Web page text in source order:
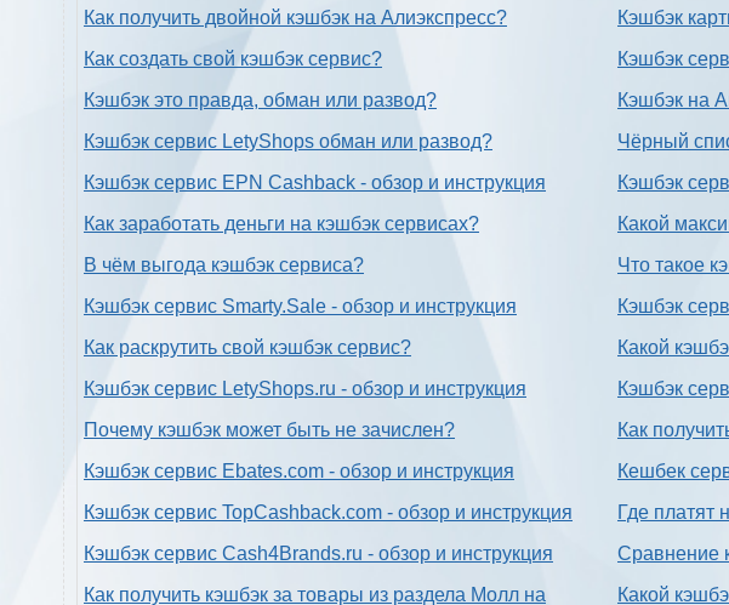
Как получить двойной кэшбэк на Алиэкспресс?
Как создать свой кэшбэк сервис?
Кэшбэк это правда, обман или развод?
Кэшбэк сервис LetyShops обман или развод?
Кэшбэк сервис EPN Cashback - обзор и инструкция
Как заработать деньги на кэшбэк сервисах?
В чём выгода кэшбэк сервиса?
Кэшбэк сервис Smarty.Sale - обзор и инструкция
Как раскрутить свой кэшбэк сервис?
Кэшбэк сервис LetyShops.ru - обзор и инструкция
Почему кэшбэк может быть не зачислен?
Кэшбэк сервис Ebates.com - обзор и инструкция
Кэшбэк сервис TopCashback.com - обзор и инструкция
Кэшбэк сервис Cash4Brands.ru - обзор и инструкция
Как получить кэшбэк за товары из раздела Молл на
Кэшбэк
Кэшбэк
Кэшбэк на
Чёрный
Кэшбэк
Какой
Что такое
Кэшбэк
Какой
Кэшбэк
Как
Кешбек
Где платят
Сравнение
Какой